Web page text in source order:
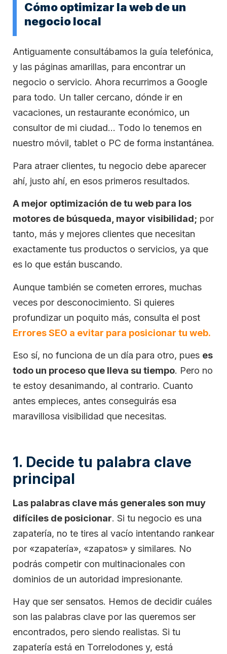
Cómo optimizar la web de un
negocio local
Antiguamente consultábamos la guía telefónica,
y las páginas amarillas, para encontrar un
negocio o servicio. Ahora recurrimos a Google
para todo. Un taller cercano, dónde ir en
vacaciones, un restaurante económico, un
consultor de mi ciudad… Todo lo tenemos en
nuestro móvil, tablet o PC de forma instantánea.
Para atraer clientes, tu negocio debe aparecer
ahí, justo ahí, en esos primeros resultados.
A mejor optimización de tu web para los
motores de búsqueda, mayor visibilidad; por
tanto, más y mejores clientes que necesitan
exactamente tus productos o servicios, ya que
es lo que están buscando.
Aunque también se cometen errores, muchas
veces por desconocimiento. Si quieres
profundizar un poquito más, consulta el post
Errores SEO a evitar para posicionar tu web.
Eso sí, no funciona de un día para otro, pues es
todo un proceso que lleva su tiempo. Pero no
te estoy desanimando, al contrario. Cuanto
antes empieces, antes conseguirás esa
maravillosa visibilidad que necesitas.
1. Decide tu palabra clave
principal
Las palabras clave más generales son muy
difíciles de posicionar. Si tu negocio es una
zapatería, no te tires al vacío intentando rankear
por «zapatería», «zapatos» y similares. No
podrás competir con multinacionales con
dominios de un autoridad impresionante.
Hay que ser sensatos. Hemos de decidir cuáles
son las palabras clave por las queremos ser
encontrados, pero siendo realistas. Si tu
zapatería está en Torrelodones y, está